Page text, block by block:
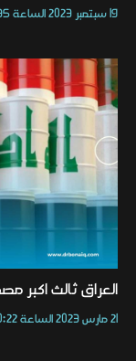
19 سبتمبر 2023 الساعة 07:35 صباحًا
العراق ثالث اكبر
21 مارس 2023 الساعة 10:22 صباحًا